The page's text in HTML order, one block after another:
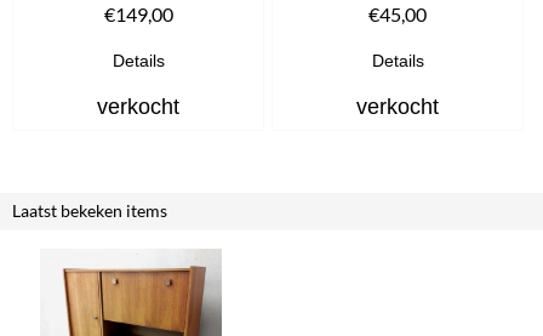
€149,00
Details
verkocht
€45,00
Details
verkocht
Laatst bekeken items